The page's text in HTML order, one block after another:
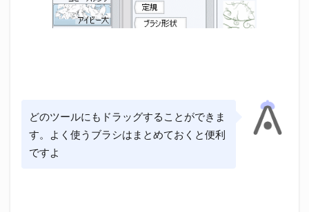
どのツールにもドラッグすることができま
す。よく使うブラシはまとめておくと便利
ですよ